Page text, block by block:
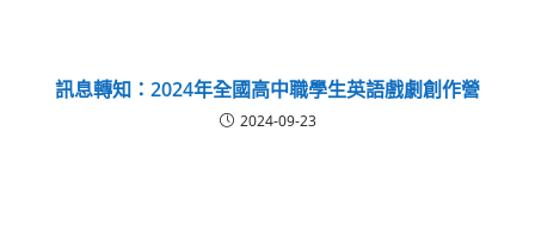
訊息轉知：2024年全國高中職學生英語戲劇創作營
2024-09-23